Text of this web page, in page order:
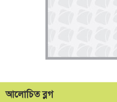
আলোচিত ব্লগ